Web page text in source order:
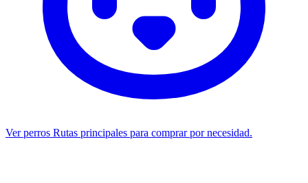
Ver perros Rutas principales para comprar por necesidad.